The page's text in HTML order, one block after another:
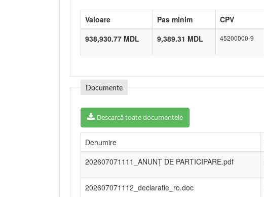
Valoare Pas minim CPV
938,930.77 MDL
9,389.31 MDL 45200000-9
Documente
Descarcă toate documentele
Denumire
202607071111_ANUNȚ DE PARTICIPARE.pdf
202607071112_declaratie_ro.doc